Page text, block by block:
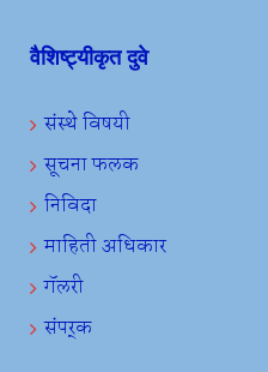
वैशिष्ट्यीकृत दुवे
संस्थे विषयी
सूचना फलक
निविदा
माहिती अधिकार
गॅलरी
संपर्क